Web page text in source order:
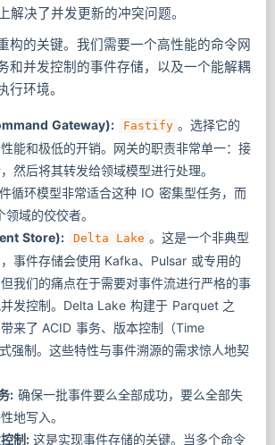
解决了并发更新的冲突问题。
构的关键。我们需要一个高性能的命令网
和并发控制的事件存储，以及一个能解耦
行环境。
Gateway): Fastify 。选择它的
能和极低的开销。网关的职责非常单一：接
然后将其转发给领域模型进行处理。
循环模型非常适合这种 IO 密集型任务，而
域的佼佼者。
Store):
Delta Lake 。这是一个非典型
事件存储会使用 Kafka、Pulsar 或专用的
我们的痛点在于需要对事件流进行严格的事
发控制。Delta Lake 构建于 Parquet 之
带来了 ACID 事务、版本控制（Time
强制。这些特性与事件溯源的需求惊人地契
: 确保一批事件要么全部成功，要么全部失
地写入。
制:这是实现事件存储的关键。当多个命令